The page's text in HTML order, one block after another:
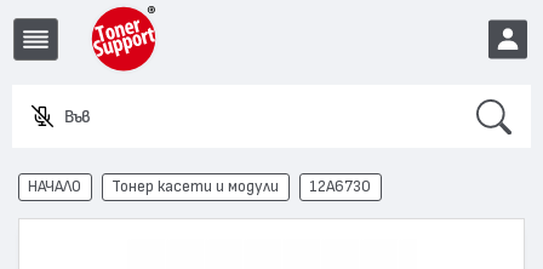
Въведете
EUR
НАЧАЛО Тонер касети и модули 12A6730